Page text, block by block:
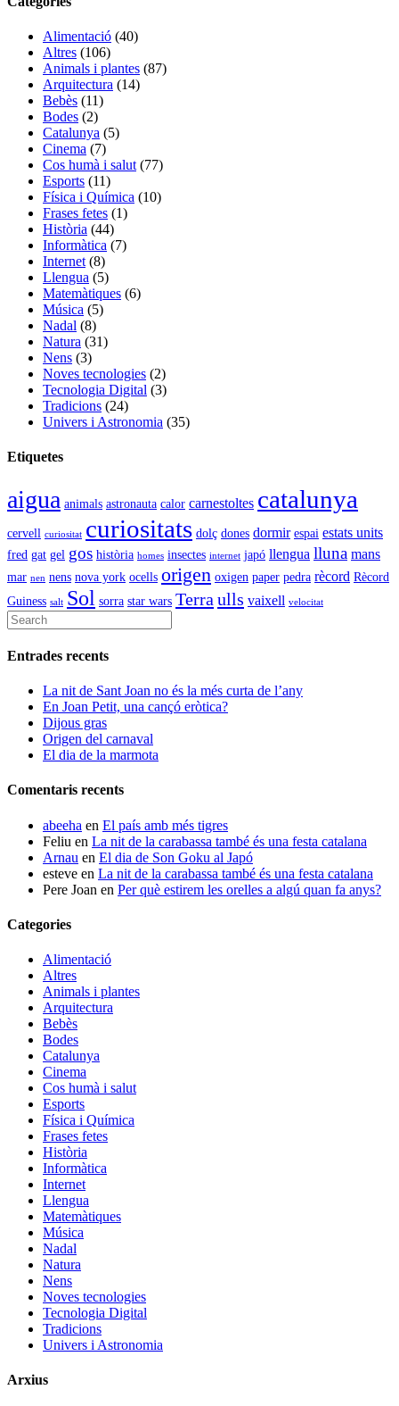
Alimentació (40)
Altres (106)
Animals i plantes (87)
Arquitectura (14)
Bebès (11)
Bodes (2)
Catalunya (5)
Cinema (7)
Cos humà i salut (77)
Esports (11)
Física i Química (10)
Frases fetes (1)
Història (44)
Informàtica (7)
Internet (8)
Llengua (5)
Matemàtiques (6)
Música (5)
Nadal (8)
Natura (31)
Nens (3)
Noves tecnologies (2)
Tecnologia Digital (3)
Tradicions (24)
Univers i Astronomia (35)
Etiquetes
aigua animals astronauta calor carnestoltes catalunya
cervell curiositat curiositats dolç dones dormir espai estats units
fred gat gel gos història homes insectes internet japó llengua lluna mans
mar nen nens nova york ocells origen oxigen paper pedra rècord Rècord
Guiness salt Sol sorra star wars Terra ulls vaixell velocitat
Entrades recents
La nit de Sant Joan no és la més curta de l’any
En Joan Petit, una cançó eròtica?
Dijous gras
Origen del carnaval
El dia de la marmota
Comentaris recents
abeeha en El país amb més tigres
Feliu en La nit de la carabassa també és una festa catalana
Arnau en El dia de Son Goku al Japó
esteve en La nit de la carabassa també és una festa catalana
Pere Joan en Per què estirem les orelles a algú quan fa anys?
Categories
Alimentació
Altres
Animals i plantes
Arquitectura
Bebès
Bodes
Catalunya
Cinema
Cos humà i salut
Esports
Física i Química
Frases fetes
Història
Informàtica
Internet
Llengua
Matemàtiques
Música
Nadal
Natura
Nens
Noves tecnologies
Tecnologia Digital
Tradicions
Univers i Astronomia
Arxius